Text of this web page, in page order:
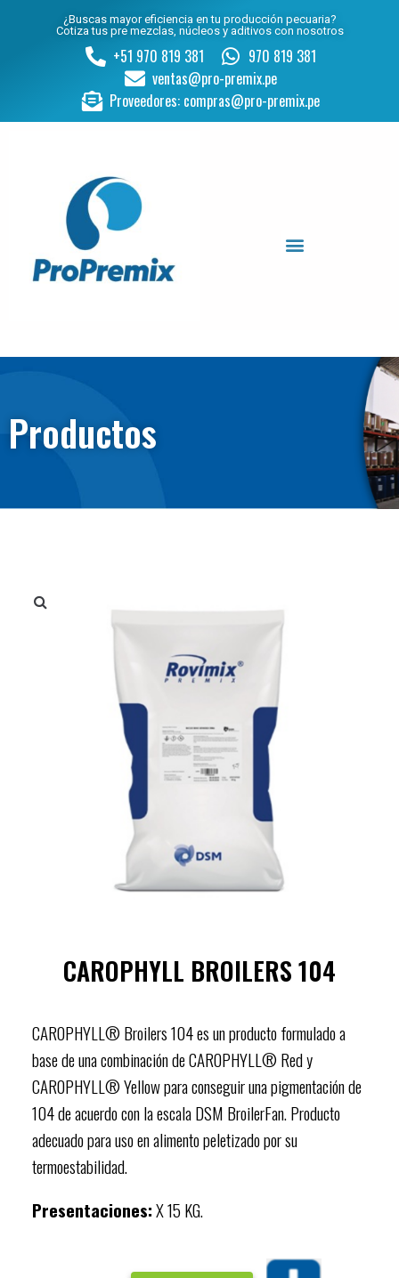
¿Buscas mayor eficiencia en tu producción pecuaria?
Cotiza tus pre mezclas, núcleos y aditivos con nosotros
+51 970 819 381
970 819 381
ventas@pro-premix.pe
Proveedores: compras@pro-premix.pe
Productos
CAROPHYLL BROILERS 104
CAROPHYLL® Broilers 104 es un producto formulado a
base de una combinación de CAROPHYLL® Red y
CAROPHYLL® Yellow para conseguir una pigmentación de
104 de acuerdo con la escala DSM BroilerFan. Producto
adecuado para uso en alimento peletizado por su
termoestabilidad.
Presentaciones:X 15 KG.